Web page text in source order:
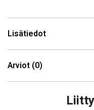
Lisätiedot
Arviot (0)